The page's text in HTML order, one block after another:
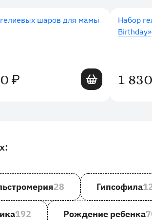
шаров для мамы
₽ Добавить в корзину
Набор
Birthday»
1 830
28 Гипсофила
192 Рождение ребенка